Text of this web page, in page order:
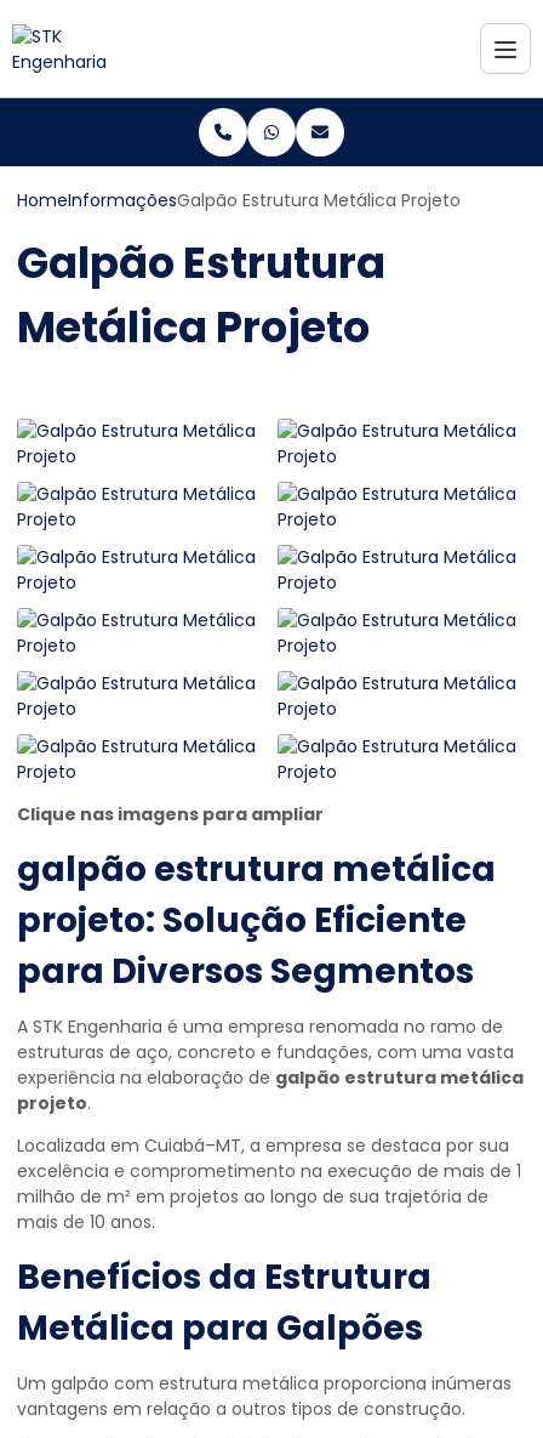
HomeInformaçõesGalpão Estrutura Metálica Projeto
Galpão Estrutura
Metálica Projeto
Clique nas imagens para ampliar
galpão estrutura metálica
projeto: Solução Eficiente
para Diversos Segmentos
A STK Engenharia é uma empresa renomada no ramo de
estruturas de aço, concreto e fundações, com uma vasta
experiência na elaboração de galpão estrutura metálica
projeto.
Localizada em Cuiabá–MT, a empresa se destaca por sua
excelência e comprometimento na execução de mais de 1
milhão de m² em projetos ao longo de sua trajetória de
mais de 10 anos.
Benefícios da Estrutura
Metálica para Galpões
Um galpão com estrutura metálica proporciona inúmeras
vantagens em relação a outros tipos de construção.